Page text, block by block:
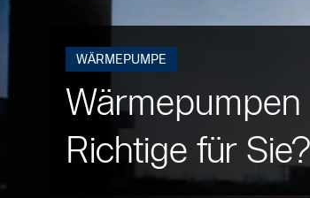
WÄRMEPUMPE
Richtige für Sie?